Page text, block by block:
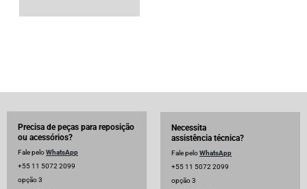
Precisa de peças para reposição
ou acessórios?
Fale peloWhatsApp
+55 11 5072 2099
opção 3
Necessita
assistência técnica?
Fale peloWhatsApp
+55 11 5072 2099
opção 3